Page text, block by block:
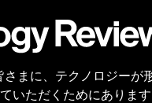
さまに、テクノロジーが
いただくためにあります